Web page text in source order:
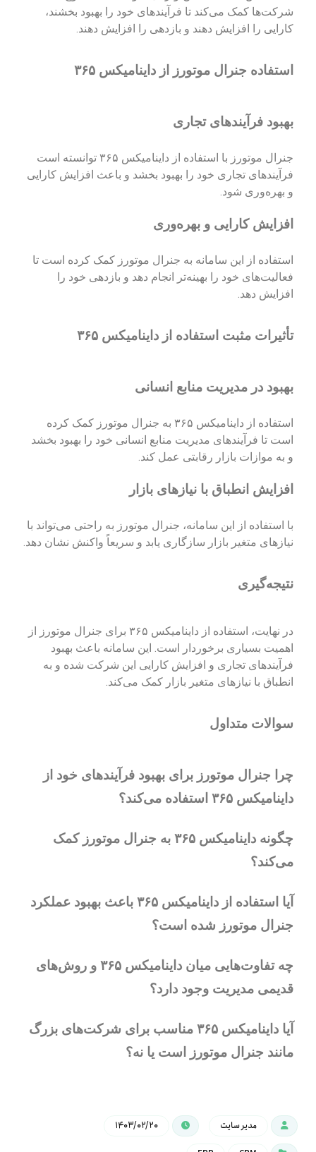
شرکت‌ها کمک می‌کند تا فرآیندهای خود را بهبود بخشند،
کارایی را افزایش دهند و بازدهی را افزایش دهند.
استفاده جنرال موتورز از داینامیکس ۳۶۵
بهبود فرآیندهای تجاری
جنرال موتورز با استفاده از داینامیکس ۳۶۵ توانسته است
فرآیندهای تجاری خود را بهبود بخشد و باعث افزایش کارایی
و بهره‌وری شود.
افزایش کارایی و بهره‌وری
استفاده از این سامانه به جنرال موتورز کمک کرده است تا
فعالیت‌های خود را بهینه‌تر انجام دهد و بازدهی خود را
افزایش دهد.
تأثیرات مثبت استفاده از داینامیکس ۳۶۵
بهبود در مدیریت منابع انسانی
استفاده از داینامیکس ۳۶۵ به جنرال موتورز کمک کرده
است تا فرآیندهای مدیریت منابع انسانی خود را بهبود بخشد
و به موازات بازار رقابتی عمل کند.
افزایش انطباق با نیازهای بازار
با استفاده از این سامانه، جنرال موتورز به راحتی می‌تواند با
نیازهای متغیر بازار سازگاری یابد و سریعاً واکنش نشان دهد.
نتیجه‌گیری
در نهایت، استفاده از داینامیکس ۳۶۵ برای جنرال موتورز از
اهمیت بسیاری برخوردار است. این سامانه باعث بهبود
فرآیندهای تجاری و افزایش کارایی این شرکت شده و به
انطباق با نیازهای متغیر بازار کمک می‌کند.
سوالات متداول
چرا جنرال موتورز برای بهبود فرآیندهای خود از
داینامیکس ۳۶۵ استفاده می‌کند؟
چگونه داینامیکس ۳۶۵ به جنرال موتورز کمک
می‌کند؟
آیا استفاده از داینامیکس ۳۶۵ باعث بهبود عملکرد
جنرال موتورز شده است؟
چه تفاوت‌هایی میان داینامیکس ۳۶۵ و روش‌های
قدیمی مدیریت وجود دارد؟
آیا داینامیکس ۳۶۵ مناسب برای شرکت‌های بزرگ
مانند جنرال موتورز است یا نه؟
مدیر سایت ۱۴۰۳/۰۲/۲۰